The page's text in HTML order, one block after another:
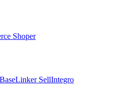
Shoper
SellIntegro